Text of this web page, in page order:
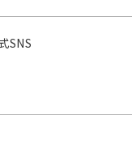
SNS